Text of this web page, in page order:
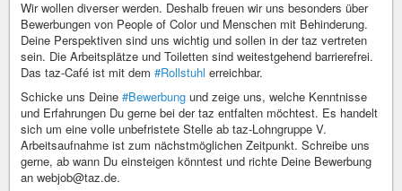
Wir wollen diverser werden. Deshalb freuen wir uns besonders über
Bewerbungen von People of Color und Menschen mit Behinderung.
Deine Perspektiven sind uns wichtig und sollen in der taz vertreten
sein. Die Arbeitsplätze und Toiletten sind weitestgehend barrierefrei.
Das taz-Café ist mit dem #Rollstuhl erreichbar.
Schicke uns Deine #Bewerbung und zeige uns, welche Kenntnisse
und Erfahrungen Du gerne bei der taz entfalten möchtest. Es handelt
sich um eine volle unbefristete Stelle ab taz-Lohngruppe V.
Arbeitsaufnahme ist zum nächstmöglichen Zeitpunkt. Schreibe uns
gerne, ab wann Du einsteigen könntest und richte Deine Bewerbung
an webjob@taz.de.